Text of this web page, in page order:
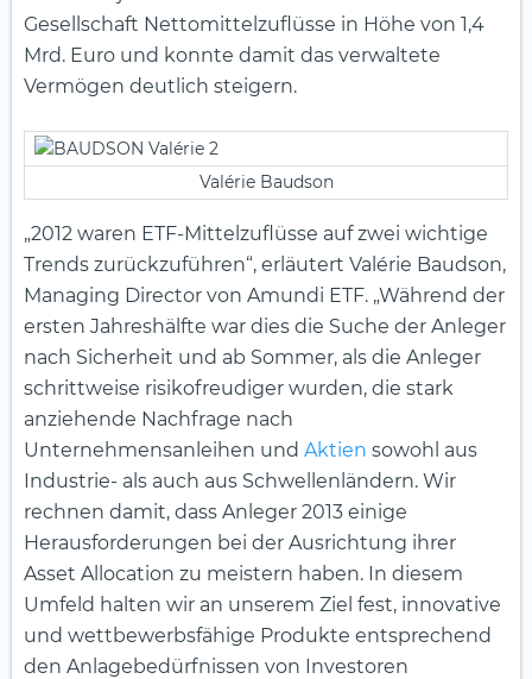
Gesellschaft Nettomittelzuflüsse in Höhe von 1,4
Mrd. Euro und konnte damit das verwaltete
Vermögen deutlich steigern.
Valérie Baudson
„2012 waren ETF-Mittelzuflüsse auf zwei wichtige
Trends zurückzuführen“, erläutert Valérie Baudson,
Managing Director von Amundi ETF. „Während der
ersten Jahreshälfte war dies die Suche der Anleger
nach Sicherheit und ab Sommer, als die Anleger
schrittweise risikofreudiger wurden, die stark
anziehende Nachfrage nach
Unternehmensanleihen und Aktien sowohl aus
Industrie- als auch aus Schwellenländern. Wir
rechnen damit, dass Anleger 2013 einige
Herausforderungen bei der Ausrichtung ihrer
Asset Allocation zu meistern haben. In diesem
Umfeld halten wir an unserem Ziel fest, innovative
und wettbewerbsfähige Produkte entsprechend
den Anlagebedürfnissen von Investoren